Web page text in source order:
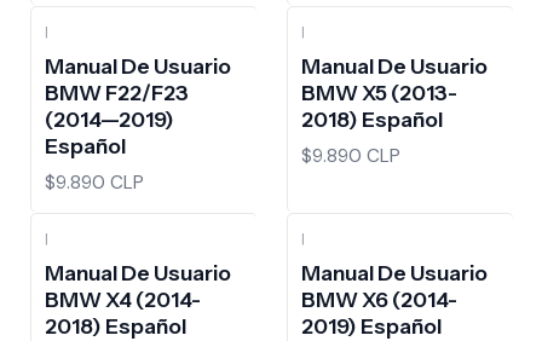
|
Manual De Usuario
BMW F22/F23
(2014—2019)
Español
$9.890 CLP
|
Manual De Usuario
BMW X5 (2013-
2018) Español
$9.890 CLP
|
Manual De Usuario
BMW X4 (2014-
2018) Español
|
Manual De Usuario
BMW X6 (2014-
2019) Español